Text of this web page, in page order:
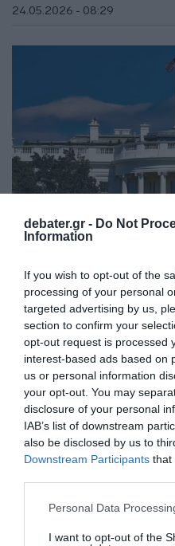
debater.gr - Do Not
Information
If you wish to opt-out of the
processing of your personal
targeted advertising by us,
section to confirm your
opt-out request is processed
interest-based ads based on
us or personal information
your opt-out. You may
disclosure of your personal
IAB’s list of downstream
also be disclosed by us to
Downstream Participants that
Please note that this
not limited to your visit or
Personal Data
I want to opt-out of the
24.05.2026 - 08:29
ΔΙΕΘΝΗ
Λευκός Οίκος:
υπογραφής από τον
εκτελεστικού
Νοημοσύνη
Τι αναφέρουν τα ξένα
21.05.2026 - 19:32